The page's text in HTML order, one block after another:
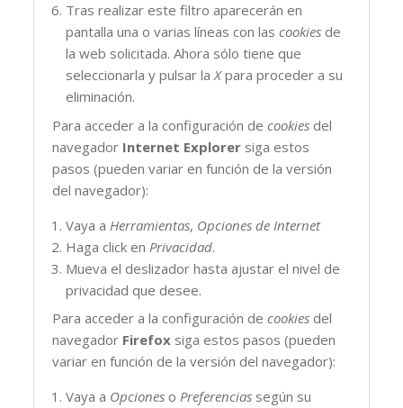
Tras realizar este filtro aparecerán en
pantalla una o varias líneas con lascookies de
la web solicitada. Ahora sólo tiene que
seleccionarla y pulsar laXpara proceder a su
eliminación.
Para acceder a la configuración decookies del
navegador Internet Explorer siga estos
pasos (pueden variar en función de la versión
del navegador):
Vaya a Herramientas, Opciones de Internet
Haga click en Privacidad.
Mueva el deslizador hasta ajustar el nivel de
privacidad que desee.
Para acceder a la configuración decookies del
navegador Firefox siga estos pasos (pueden
variar en función de la versión del navegador):
Vaya a Opciones oPreferencias según su